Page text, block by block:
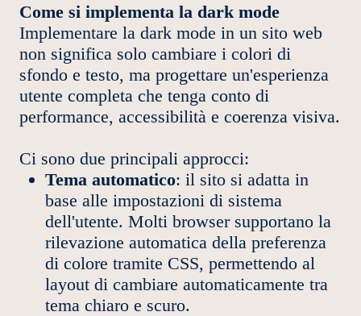
Come si implementa la dark mode
Implementare la dark mode in un sito web
non significa solo cambiare i colori di
sfondo e testo, ma progettare un'esperienza
utente completa che tenga conto di
performance, accessibilità e coerenza visiva.
Ci sono due principali approcci:
Tema automatico: il sito si adatta in
base alle impostazioni di sistema
dell'utente. Molti browser supportano la
rilevazione automatica della preferenza
di colore tramite CSS, permettendo al
layout di cambiare automaticamente tra
tema chiaro e scuro.